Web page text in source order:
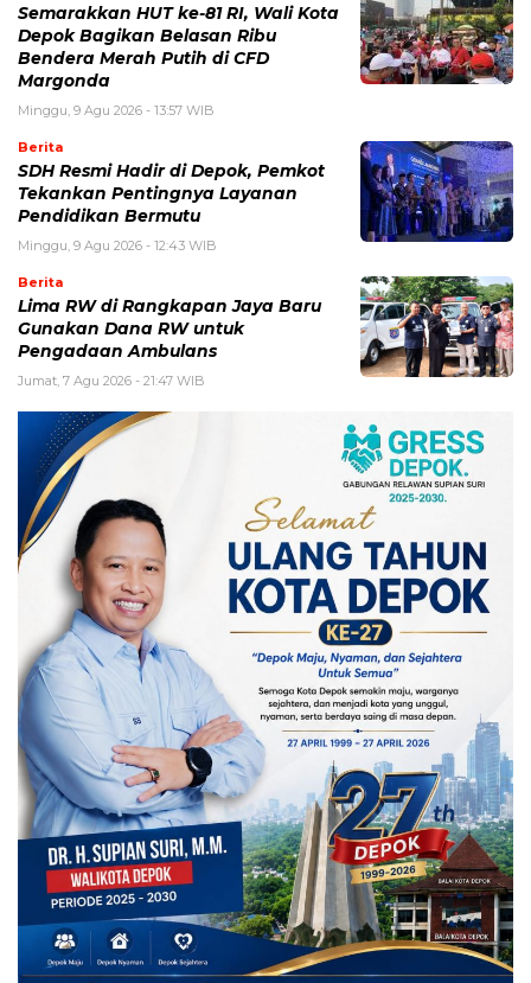
Semarakkan HUT ke-81 RI, Wali Kota
Depok Bagikan Belasan Ribu
Bendera Merah Putih di CFD
Margonda
Minggu, 9 Agu 2026 - 13:57 WIB
Berita
SDH Resmi Hadir di Depok, Pemkot
Tekankan Pentingnya Layanan
Pendidikan Bermutu
Minggu, 9 Agu 2026 - 12:43 WIB
Berita
Lima RW di Rangkapan Jaya Baru
Gunakan Dana RW untuk
Pengadaan Ambulans
Jumat, 7 Agu 2026 - 21:47 WIB